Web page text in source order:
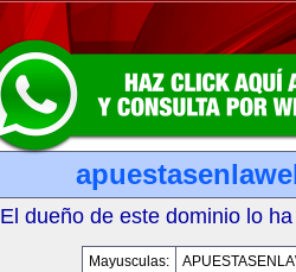
El dueño de este dominio lo
Mayusculas: